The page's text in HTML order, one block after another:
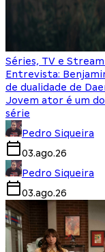
Séries, TV e
Entrevista:
de dualidade de
Jovem ator é um
série
Pedro Siqueira
03.ago.26
Pedro Siqueira
03.ago.26